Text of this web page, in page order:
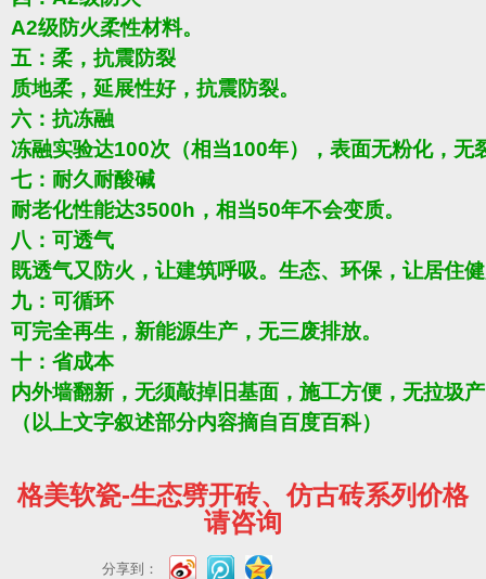
A2级防火柔性材料。
五：柔，抗震防裂
质地柔，延展性好，抗震防裂。
六：抗冻融
冻融实验达100次（相当100年），表面无粉化，无
七：耐久耐酸碱
耐老化性能达3500h，相当50年不会变质。
八：可透气
既透气又防火，让建筑呼吸。生态、环保，让居住
九：可循环
可完全再生，新能源生产，无三废排放。
十：省成本
内外墙翻新，无须敲掉旧基面，施工方便，无拉圾
（以上文字叙述部分内容摘自百度百科）
格美软瓷-生态劈开砖、仿古砖系列价格
请咨询
分享到：